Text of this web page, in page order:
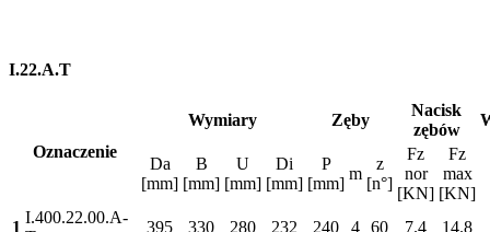
I.22.A.T
Oznaczenie
Wymiary Zęby
Nacisk
zębów
Da
[mm]
B
[mm]
U
[mm]
Di
[mm]
P
[mm]
m
z
[n°]
Fz
nor
[KN]
Fz
max
[KN]
1
I.400.22.00.A-
395 330 280 232 240 4 60 7.4 14.8